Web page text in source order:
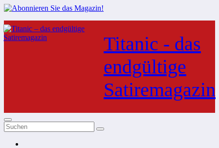
Zum
Inhalt
springen
Titanic - das
endgültige
Satiremagazin